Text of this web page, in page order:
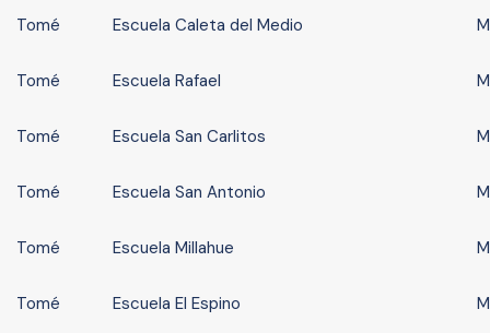
Tomé Escuela Caleta del Medio
Tomé Escuela Rafael
Tomé Escuela San Carlitos
Tomé Escuela San Antonio
Tomé Escuela Millahue
Tomé Escuela El Espino